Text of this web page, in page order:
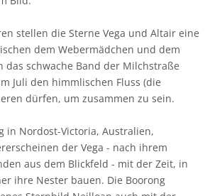
stellen die Sterne Vega und Altair eine
dem Webermädchen und dem
das schwache Band der Milchstraße
Juli den himmlischen Fluss (die
dürfen, um zusammen zu sein.
in Nordost-Victoria, Australien,
der Vega - nach ihrem
aus dem Blickfeld - mit der Zeit, in
ihre Nester bauen. Die Boorong